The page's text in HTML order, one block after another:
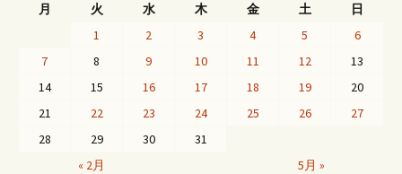
ナ
ビ
ゲ
月
火 水 木 金 土
日
1
2 3 4 5
6
7
8 9 10 11 12
13
14
15 16 17 18 19
20
21
22 23 24 25 26
27
28
29 30
31
« 2月
5月 »